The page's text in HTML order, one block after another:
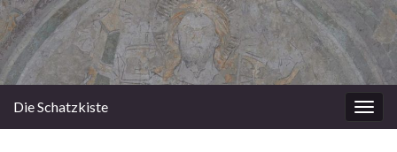
Die Schatzkiste